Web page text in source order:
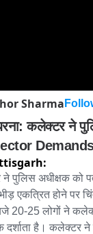
Sharma
कलेक्टर ने
पुलिस अधीक्षक को
एकत्रित होने पर
20-25 लोगों ने
दर्शाता है। कलेक्टर